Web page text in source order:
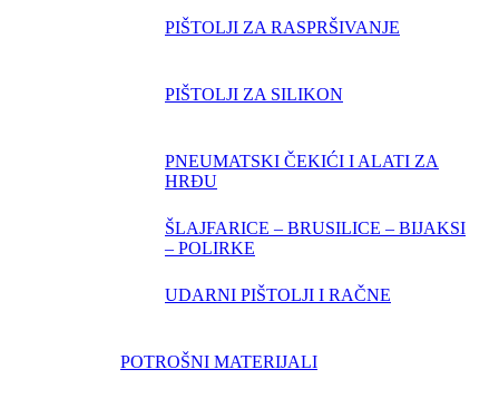
PIŠTOLJI ZA RASPRŠIVANJE
PIŠTOLJI ZA SILIKON
PNEUMATSKI ČEKIĆI I ALATI ZA
HRĐU
ŠLAJFARICE – BRUSILICE – BIJAKSI
– POLIRKE
UDARNI PIŠTOLJI I RAČNE
POTROŠNI MATERIJALI